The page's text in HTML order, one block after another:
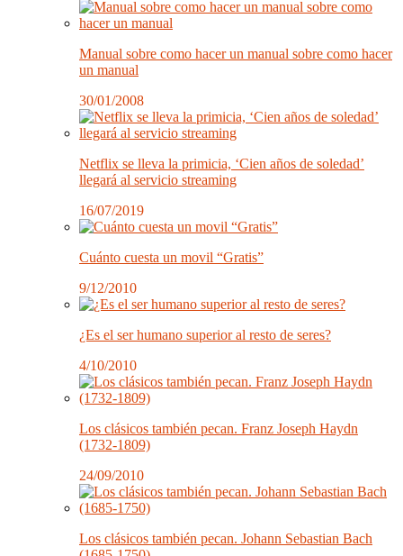
Manual sobre como hacer un manual sobre como hacer
un manual
30/01/2008
Netflix se lleva la primicia, ‘Cien años de soledad’
llegará al servicio streaming
16/07/2019
Cuánto cuesta un movil “Gratis”
9/12/2010
¿Es el ser humano superior al resto de seres?
4/10/2010
Los clásicos también pecan. Franz Joseph Haydn
(1732-1809)
24/09/2010
Los clásicos también pecan. Johann Sebastian Bach